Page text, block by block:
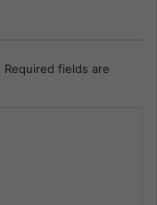
Required fields are